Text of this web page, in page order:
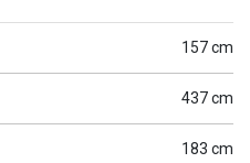
157 cm
437 cm
183 cm